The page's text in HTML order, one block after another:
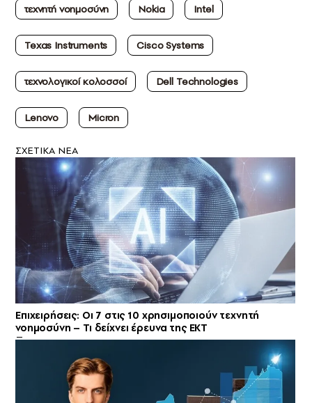
τεχνητή νοημοσύνη
Nokia Intel
Texas Instruments Cisco Systems
τεχνολογικοί κολοσσοί Dell Technologies
Lenovo Micron
ΣXETIKA NEA
Επιχειρήσεις: Οι 7 στις 10 χρησιμοποιούν τεχνητή
νοημοσύνη – Τι δείχνει έρευνα της ΕΚΤ